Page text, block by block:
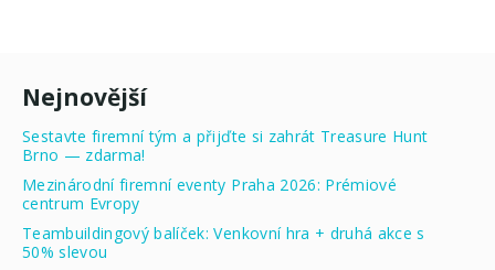
Nejnovější
Sestavte firemní tým a přijďte si zahrát Treasure Hunt
Brno — zdarma!
Mezinárodní firemní eventy Praha 2026: Prémiové
centrum Evropy
Teambuildingový balíček: Venkovní hra + druhá akce s
50% slevou